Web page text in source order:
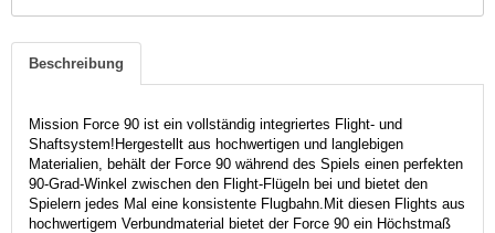
Beschreibung
Mission Force 90 ist ein vollständig integriertes Flight- und
Shaftsystem!Hergestellt aus hochwertigen und langlebigen
Materialien, behält der Force 90 während des Spiels einen perfekten
90-Grad-Winkel zwischen den Flight-Flügeln bei und bietet den
Spielern jedes Mal eine konsistente Flugbahn. Mit diesen Flights aus
hochwertigem Verbundmaterial bietet der Force 90 ein Höchstmaß